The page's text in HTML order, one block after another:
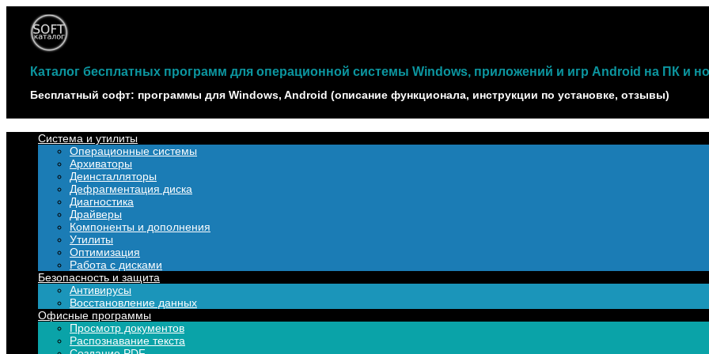
Наверх
Каталог бесплатных программ для операционной системы Windows, приложений и игр Android на ПК и
Бесплатный софт: программы для Windows, Android (описание функционала, инструкции по установке, отзывы)
Система и утилиты
Операционные системы
Архиваторы
Деинсталляторы
Дефрагментация диска
Диагностика
Драйверы
Компоненты и дополнения
Утилиты
Оптимизация
Работа с дисками
Безопасность и защита
Антивирусы
Восстановление данных
Офисные программы
Просмотр документов
Распознавание текста